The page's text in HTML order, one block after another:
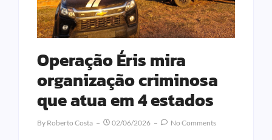
Operação Éris mira
organização criminosa
que atua em 4 estados
By Roberto Costa 02/06/2026 No Comments